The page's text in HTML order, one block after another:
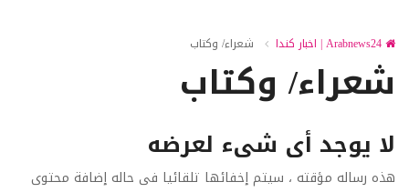
شعراء/ وكتاب
شعراء/ وكتاب
لا يوجد أى شىء لعرضه
هذه رساله مؤقته ، سيتم إخفائها تلقائيا فى حاله إضافة محتوى